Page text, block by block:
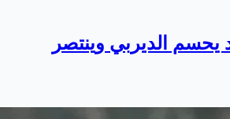
يحسم الديربي وينتصر